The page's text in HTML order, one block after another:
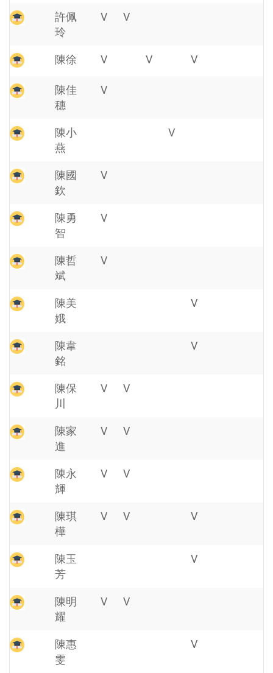
許佩
玲
V V
陳徐 V V V
陳佳
穗
V
陳小
燕
V
陳國
欽
V
陳勇
智
V
陳哲
斌
V
陳美
娥
V
陳韋
銘
V
陳保
川
V V
陳家
進
V V
陳永
輝
V V
陳琪
樺
V V V
陳玉
芳
V
陳明
耀
V V
陳惠
雯
V